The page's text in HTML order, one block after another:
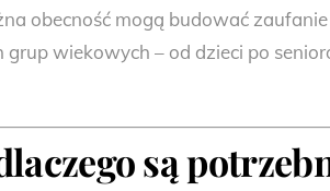
obecność mogą budować
wiekowych – od dzieci po
są